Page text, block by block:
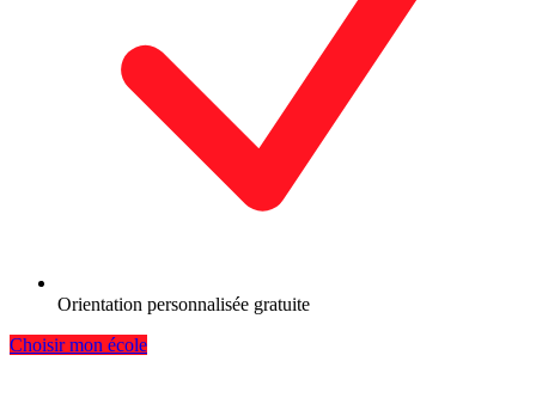
Orientation personnalisée gratuite
Choisir mon école